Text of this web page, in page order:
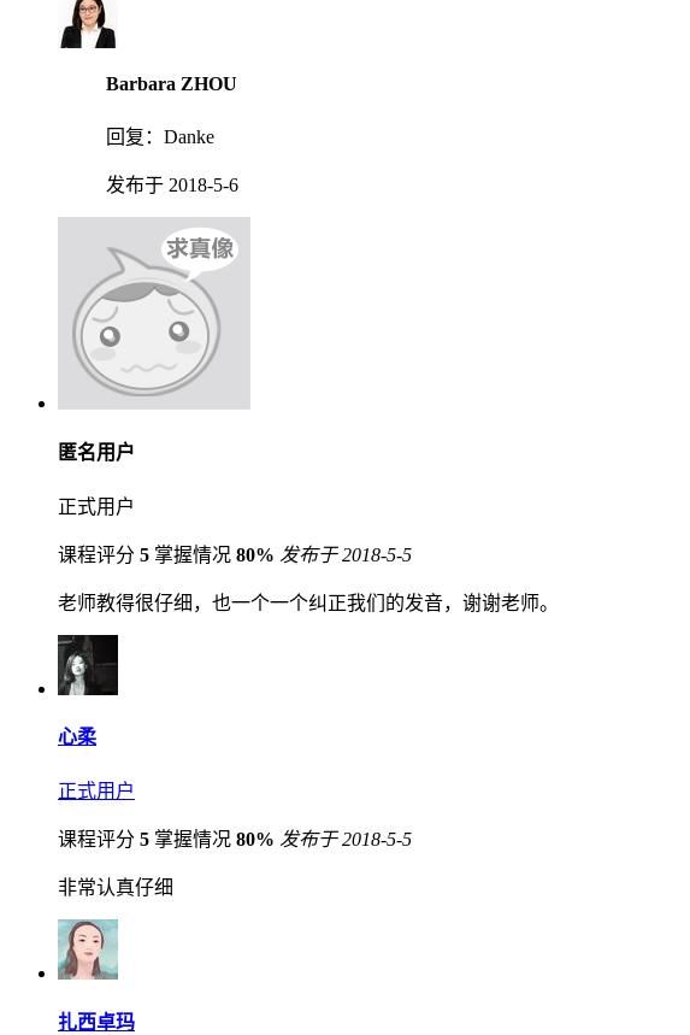
Barbara ZHOU
回复： Danke
发布于 2018-5-6
匿名用户
正式用户
课程评分 5 掌握情况 80% 发布于 2018-5-5
老师教得很仔细，也一个一个纠正我们的发音，谢谢老师。
心柔
正式用户
课程评分 5 掌握情况 80% 发布于 2018-5-5
非常认真仔细
扎西卓玛